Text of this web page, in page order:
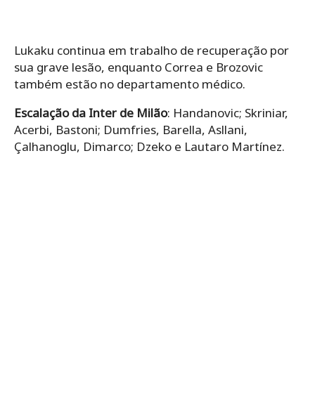
Lukaku continua em trabalho de recuperação por
sua grave lesão, enquanto Correa e Brozovic
também estão no departamento médico.
Escalação da Inter de Milão: Handanovic; Skriniar,
Acerbi, Bastoni; Dumfries, Barella, Asllani,
Çalhanoglu, Dimarco; Dzeko e Lautaro Martínez.